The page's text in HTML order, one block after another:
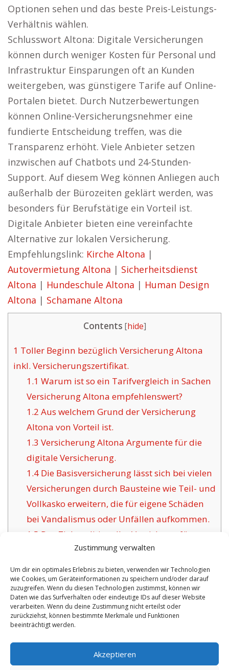
Zustimmung verwalten
Um dir ein optimales Erlebnis zu bieten, verwenden wir Technologien
wie Cookies, um Geräteinformationen zu speichern und/oder darauf
zuzugreifen. Wenn du diesen Technologien zustimmst, können wir
Daten wie das Surfverhalten oder eindeutige IDs auf dieser Website
verarbeiten. Wenn du deine Zustimmung nicht erteilst oder
zurückziehst, können bestimmte Merkmale und Funktionen
beeinträchtigt werden.
Akzeptieren
Optionen sehen und das beste Preis-Leistungs-
Verhältnis wählen.
Schlusswort Altona: Digitale Versicherungen
können durch weniger Kosten für Personal und
Infrastruktur Einsparungen oft an Kunden
weitergeben, was günstigere Tarife auf Online-
Portalen bietet. Durch Nutzerbewertungen
können Online-Versicherungsnehmer eine
fundierte Entscheidung treffen, was die
Transparenz erhöht. Viele Anbieter setzen
inzwischen auf Chatbots und 24-Stunden-
Support. Auf diesem Weg können Anliegen auch
außerhalb der Bürozeiten geklärt werden, was
besonders für Berufstätige ein Vorteil ist.
Digitale Anbieter bieten eine vereinfachte
Alternative zur lokalen Versicherung.
Empfehlungslink: Kirche Altona |
Autovermietung Altona | Sicherheitsdienst
Altona | Hundeschule Altona | Human Design
Altona | Schamane Altona
Contents [hide]
1 Toller Beginn bezüglich Versicherung Altona
inkl. Versicherungszertifikat.
1.1 Warum ist so ein Tarifvergleich in Sachen
Versicherung Altona empfehlenswert?
1.2 Aus welchem Grund der Versicherung
Altona von Vorteil ist.
1.3 Versicherung Altona Argumente für die
digitale Versicherung.
1.4Die Basisversicherung lässt sich bei vielen
Versicherungen durch Bausteine wie Teil- und
Vollkasko erweitern, die für eigene Schäden
bei Vandalismus oder Unfällen aufkommen.
1.5 Das Ziel traditioneller Versicherer für
1.6
Vorzüge der angebotenen Versicherung in
Altona:
1.6.1Zeitgemäße Policen inklusive
Zertifikat:
No tags for this post.